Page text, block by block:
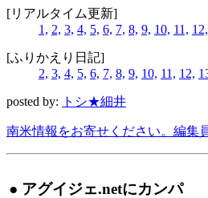
[リアルタイム更新]
1, 2, 3, 4, 5, 6, 7, 8, 9, 10, 11, 12,
[ふりかえり日記]
2, 3, 4, 5, 6, 7, 8, 9, 10, 11, 12,
posted by: トシ★細井
南米情報をお寄せください。編集
● アグイジェ.netにカンパ